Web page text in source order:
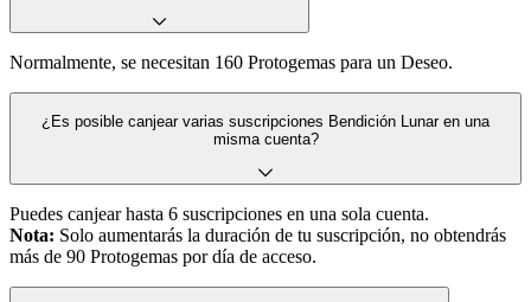
Normalmente, se necesitan 160 Protogemas para un Deseo.
¿Es posible canjear varias suscripciones Bendición Lunar en una
misma cuenta?
Puedes canjear hasta 6 suscripciones en una sola cuenta.
Nota: Solo aumentarás la duración de tu suscripción, no obtendrás
más de 90 Protogemas por día de acceso.